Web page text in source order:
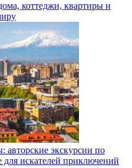
коттеджи, квартиры и
авторские экскурсии по
для искателей приключений